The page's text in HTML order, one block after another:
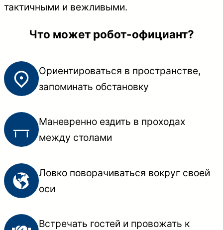
тактичными и вежливыми.
Что может робот-официант?
Ориентироваться в пространстве,
запоминать обстановку
Маневренно ездить в проходах
между столами
Ловко поворачиваться вокруг своей
оси
Встречать гостей и провожать к